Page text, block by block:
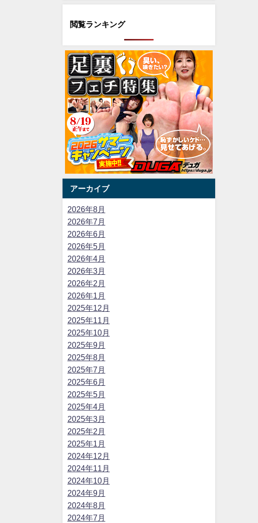
閲覧ランキング
アーカイブ
2026年8月
2026年7月
2026年6月
2026年5月
2026年4月
2026年3月
2026年2月
2026年1月
2025年12月
2025年11月
2025年10月
2025年9月
2025年8月
2025年7月
2025年6月
2025年5月
2025年4月
2025年3月
2025年2月
2025年1月
2024年12月
2024年11月
2024年10月
2024年9月
2024年8月
2024年7月